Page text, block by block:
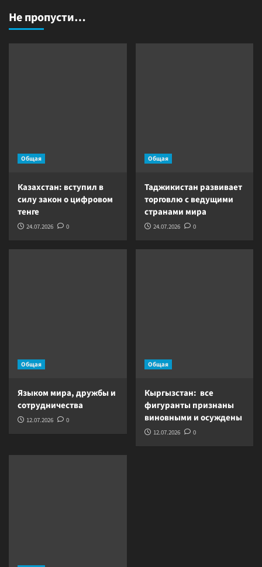
Не пропусти…
Общая
Казахстан: вступил в
силу закон о цифровом
тенге
24.07.2026 0
Общая
Таджикистан развивает
торговлю с ведущими
странами мира
24.07.2026 0
Общая
Языком мира, дружбы и
сотрудничества
12.07.2026 0
Общая
Кыргызстан: все
фигуранты признаны
виновными и осуждены
12.07.2026 0